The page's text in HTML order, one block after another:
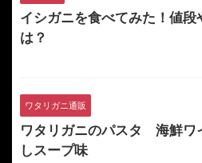
イシガニを食べてみた！値段
は？
ワタリガニ通販
ワタリガニのパスタ 海鮮ワ
しスープ味